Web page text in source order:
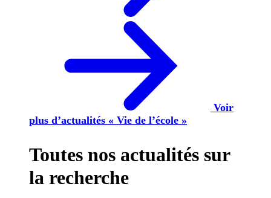
Voir
plus d’actualités « Vie de l’école »
Toutes nos actualités sur
la recherche